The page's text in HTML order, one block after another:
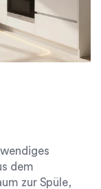
dem
zur Spüle,